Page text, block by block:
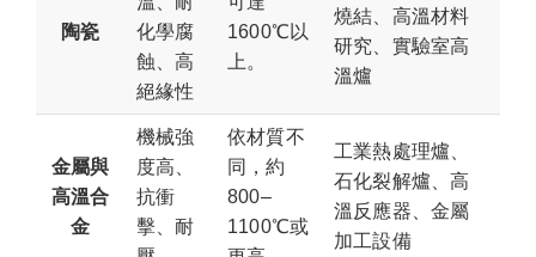
陶瓷
化學腐
蝕、高
絕緣性
1600℃以
上。
燒結、高溫材料
研究、實驗室高
溫爐
金屬與
高溫合
金
機械強
度高、
抗衝
擊、耐
依材質不
同，約
800–
1100℃或
工業熱處理爐、
石化裂解爐、高
溫反應器、金屬
加工設備